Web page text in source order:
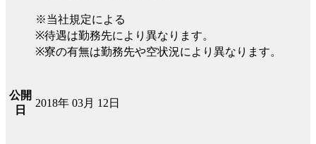
※当社規定による
※待遇は勤務先により異なります。
※寮の有無は勤務先や空状況により異なります。
公開
日
2018年 03月 12日